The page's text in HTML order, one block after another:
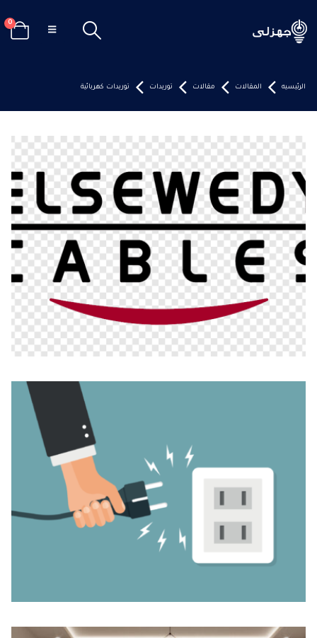
0
الرئيسيه المقالات مقالات توريدات توريدات كهربائية